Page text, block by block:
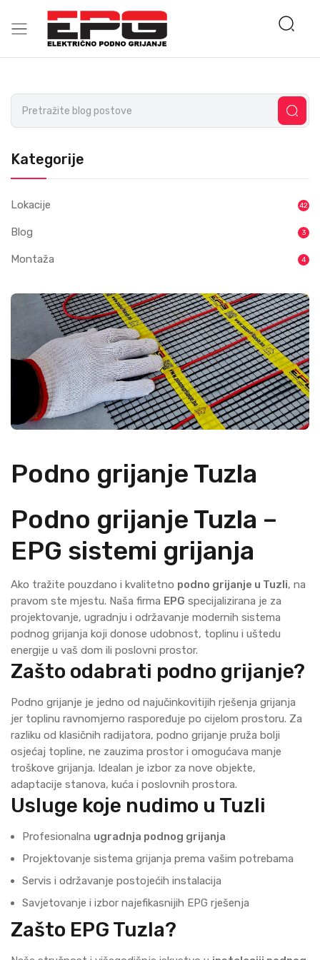
Podno grijanje Tuzla
Podno grijanje Tuzla –
EPG sistemi grijanja
Ako tražite pouzdano i kvalitetno podno grijanje u Tuzli, na
pravom ste mjestu. Naša firma EPG specijalizirana je za
projektovanje, ugradnju i održavanje modernih sistema
podnog grijanja koji donose udobnost, toplinu i uštedu
energije u vaš dom ili poslovni prostor.
Zašto odabrati podno grijanje?
Podno grijanje je jedno od najučinkovitijih rješenja grijanja
jer toplinu ravnomjerno raspoređuje po cijelom prostoru. Za
razliku od klasičnih radijatora, podno grijanje pruža bolji
osjećaj topline, ne zauzima prostor i omogućava manje
troškove grijanja. Idealan je izbor za nove objekte,
adaptacije stanova, kuća i poslovnih prostora.
Usluge koje nudimo u Tuzli
Profesionalna ugradnja podnog grijanja
Projektovanje sistema grijanja prema vašim potrebama
Servis i održavanje postojećih instalacija
Savjetovanje i izbor najefikasnijih EPG rješenja
Zašto EPG Tuzla?
Kategorije
Lokacije 42
Blog 3
Montaža 4